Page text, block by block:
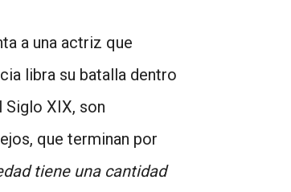
a una actriz que
libra su batalla dentro
Siglo XIX, son
que terminan por
tiene una cantidad